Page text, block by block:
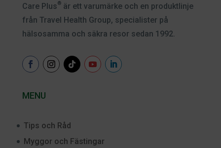
Care Plus®är ett varumärke och en produktlinje
från Travel Health Group, specialister på
hälsosamma och säkra resor sedan 1992.
MENU
Tips och Råd
Myggor och Fästingar